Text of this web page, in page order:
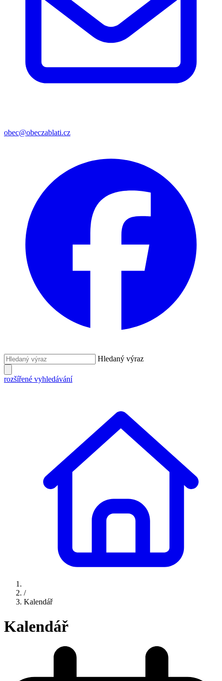
obec@obeczablati.cz
Hledaný výraz
rozšířené vyhledávání
/
Kalendář
Kalendář